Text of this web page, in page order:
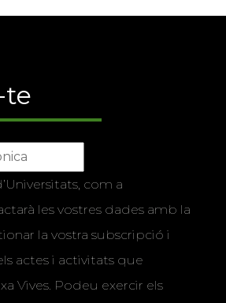
te
com a
les vostres dades amb la
la vostra subscripció i
actes i activitats que
Vives. Podeu exercir els